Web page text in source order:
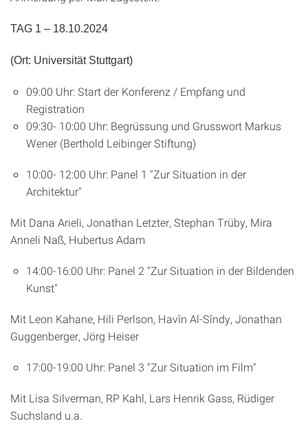
TAG 1 – 18.10.2024
(Ort: Universität Stuttgart)
09:00 Uhr: Start der Konferenz / Empfang und
Registration
09:30- 10:00 Uhr: Begrüssung und Grusswort Markus
Wener (Berthold Leibinger Stiftung)
10:00- 12:00 Uhr: Panel 1 "Zur Situation in der
Architektur"
Mit Dana Arieli, Jonathan Letzter, Stephan Trüby, Mira
Anneli Naß, Hubertus Adam
14:00-16:00 Uhr: Panel 2 "Zur Situation in der Bildenden
Kunst"
Mit Leon Kahane, Hili Perlson, Havîn Al-Sîndy, Jonathan
Guggenberger, Jörg Heiser
17:00-19:00 Uhr: Panel 3 "Zur Situation im Film"
Mit Lisa Silverman, RP Kahl, Lars Henrik Gass, Rüdiger
Suchsland u.a.